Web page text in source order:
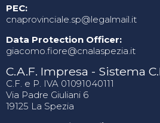
PEC:
cnaprovinciale.sp@legalmail.it
Data Protection Officer:
giacomo.fiore@cnalaspezia.it
C.A.F. Impresa - Sistema
C.F. e P. IVA 01091040111
Via Padre Giuliani 6
19125 La Spezia